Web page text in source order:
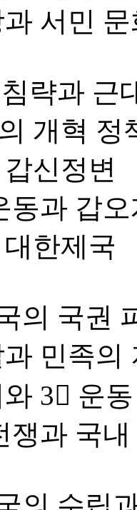
서민
략과 근
개혁 정
신정변
동과 갑
한제국
의 국권
민족의
3𔅕 운동
쟁과 국